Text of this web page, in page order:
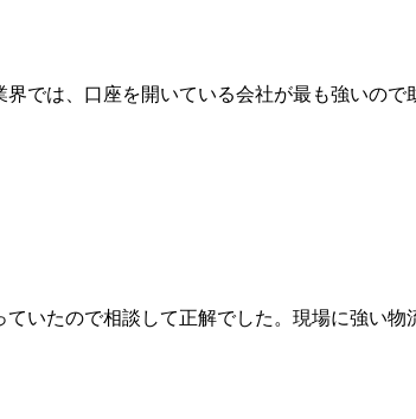
では、口座を開いている会社が最も強いので
いたので相談して正解でした。現場に強い